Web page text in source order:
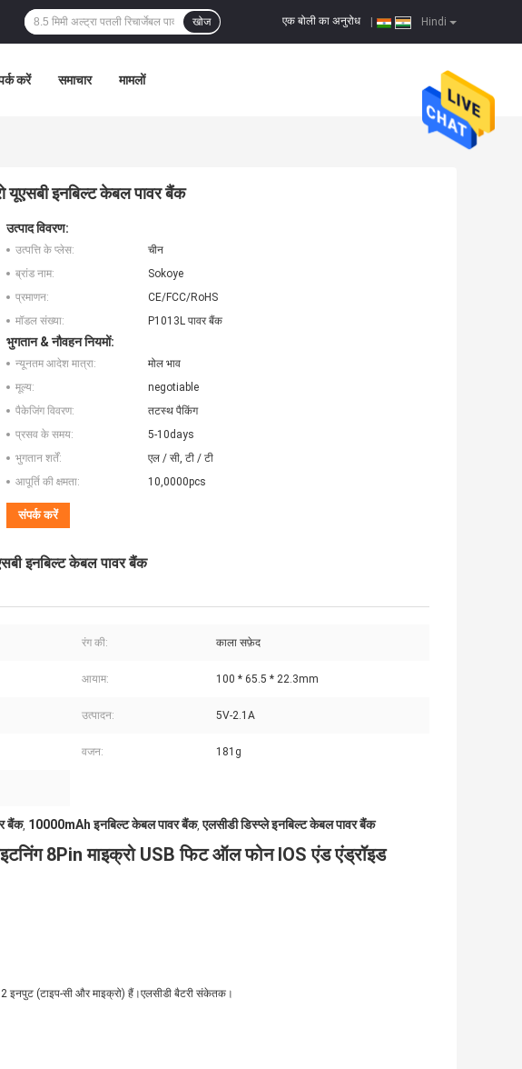
Hindi
एक बोली का अनुरोध
खोज
करें समाचार मामलों
यूएसबी इनबिल्ट केबल पावर बैंक
उत्पाद विवरण:
उत्पत्ति के प्लेस:
चीन
ब्रांड नाम:
Sokoye
प्रमाणन:
CE/FCC/RoHS
मॉडल संख्या:
P1013L पावर बैंक
भुगतान & नौवहन नियमों:
न्यूनतम आदेश मात्रा:
मोल भाव
मूल्य:
negotiable
पैकेजिंग विवरण:
तटस्थ पैकिंग
प्रसव के समय:
5-10days
भुगतान शर्तें:
एल / सी, टी / टी
आपूर्ति की क्षमता:
10,0000pcs
संपर्क करें
इनबिल्ट केबल पावर बैंक
रंग की: काला सफ़ेद
आयाम: 100 * 65.5 * 22.3mm
उत्पादन: 5V-2.1A
वजन: 181g
बैंक, 10000mAh इनबिल्ट केबल पावर बैंक,एलसीडी डिस्प्ले इनबिल्ट केबल पावर बैंक
8Pin माइक्रो USB फिट ऑल फोन IOS एंड एंड्रॉइड
इनपुट (टाइप-सी और माइक्रो) हैं।एलसीडी बैटरी संकेतक।